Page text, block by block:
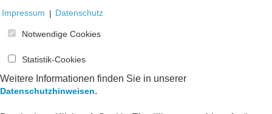
Impressum | Datenschutz
Notwendige Cookies
Statistik-Cookies
Weitere Informationen finden Sie in unserer
Datenschutzhinweisen.